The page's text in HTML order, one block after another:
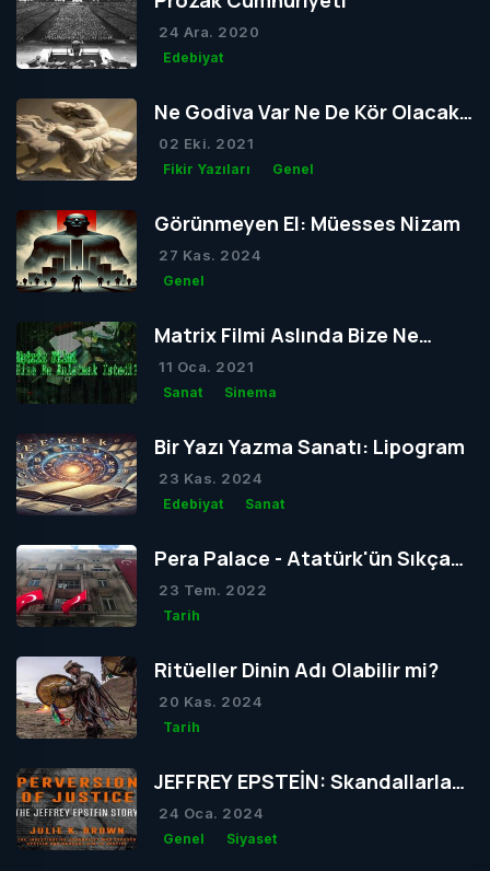
24 Ara. 2020
Edebiyat
Ne Godiva Var Ne De Kör Olacak
Tom
02 Eki. 2021
Fikir Yazıları Genel
Görünmeyen El: Müesses Nizam
27 Kas. 2024
Genel
Matrix Filmi Aslında Bize Ne
Anlatmak İstedi?
11 Oca. 2021
Sanat Sinema
Bir Yazı Yazma Sanatı: Lipogram
23 Kas. 2024
Edebiyat Sanat
Pera Palace - Atatürk'ün Sıkça
Konakladığı Otel
23 Tem. 2022
Tarih
Ritüeller Dinin Adı Olabilir mi?
20 Kas. 2024
Tarih
JEFFREY EPSTEİN: Skandallarla
Dolu Bir Hayatın Ardındaki Gizem
24 Oca. 2024
Genel Siyaset